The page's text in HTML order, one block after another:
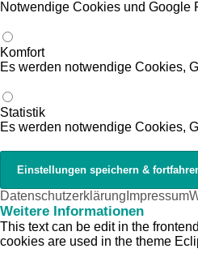
Notwendige Cookies und Google
Komfort
Es werden notwendige Cookies,
Statistik
Es werden notwendige Cookies,
Datenschutzerklärung Impressum
Weitere Informationen
This text can be edit in the
cookies are used in the theme